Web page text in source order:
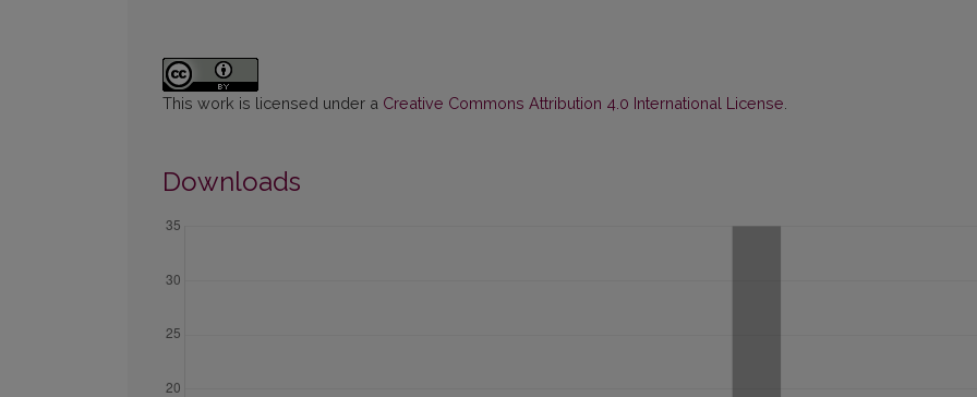
This work is licensed under a Creative Commons Attribution 4.0 International License
Downloads